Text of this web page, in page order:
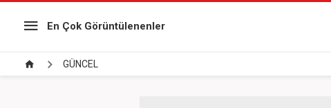
En Çok Görüntülenenler
GÜNCEL